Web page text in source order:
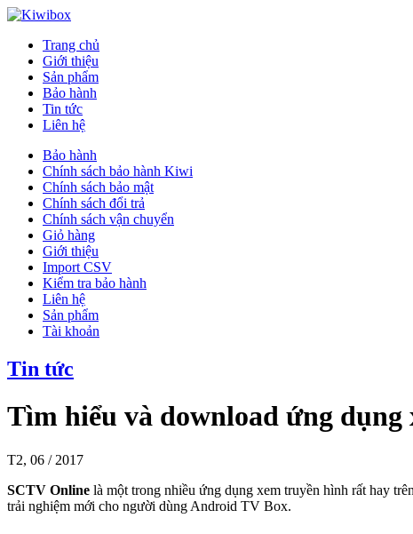
Trang chủ
Giới thiệu
Sản phẩm
Bảo hành
Tin tức
Liên hệ
Bảo hành
Chính sách bảo hành Kiwi
Chính sách bảo mật
Chính sách đổi trả
Chính sách vận chuyển
Giỏ hàng
Giới thiệu
Import CSV
Kiểm tra bảo hành
Liên hệ
Sản phẩm
Tài khoản
Tin tức
Tìm hiểu và download ứng
T2, 06 / 2017
SCTV Online là một trong nhiều ứng dụng xem truyền hình rất hay trên
trải nghiệm mới cho người dùng Android TV Box.